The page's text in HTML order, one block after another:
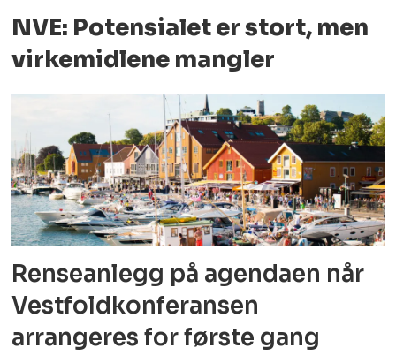
NVE: Potensialet er stort, men
virkemidlene mangler
Renseanlegg på agendaen når
Vestfoldkonferansen
arrangeres for første gang